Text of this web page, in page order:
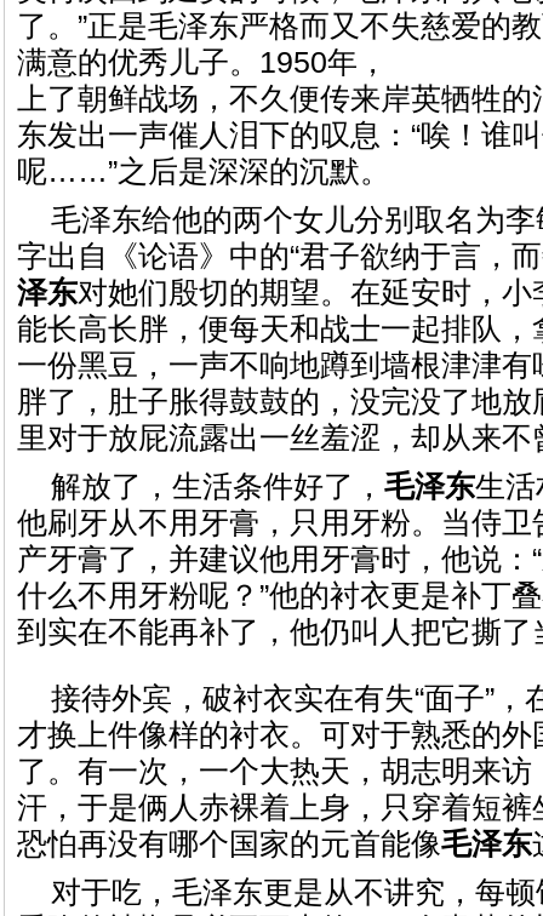
了。”正是毛泽东严格而又不失慈爱的
满意的优秀儿子。1950年，
上了朝鲜战场，不久便传来岸英牺牲
东发出一声催人泪下的叹息：“唉！谁
呢……”之后是深深的沉默。
毛泽东给他的两个女儿分别取名为李
字出自《论语》中的“君子欲纳于言，
泽东对她们殷切的期望。在延安时，
能长高长胖，便每天和战士一起排队
一份黑豆，一声不响地蹲到墙根津津
胖了，肚子胀得鼓鼓的，没完没了地
里对于放屁流露出一丝羞涩，却从来
解放了，生活条件好了， 毛泽东生活
他刷牙从不用牙膏，只用牙粉。当侍
产牙膏了，并建议他用牙膏时，他说：
什么不用牙粉呢？”他的衬衣更是补丁
到实在不能再补了，他仍叫人把它撕了
接待外宾，破衬衣实在有失“面子”
才换上件像样的衬衣。可对于熟悉的
了。有一次，一个大热天，胡志明来
汗，于是俩人赤裸着上身，只穿着短
恐怕再没有哪个国家的元首能像毛泽东
对于吃，毛泽东更是从不讲究，每